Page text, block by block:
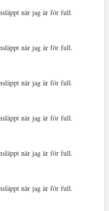
när jag är för full.
när jag är för full.
när jag är för full.
när jag är för full.
när jag är för full.
när jag är för full.